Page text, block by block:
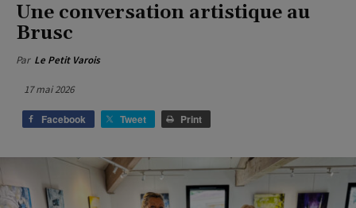
Une conversation artistique au
Brusc
Par Le Petit Varois
17 mai 2026
Facebook Tweet Print